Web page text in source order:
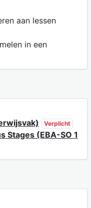
aan lessen
in een
Verplicht
Stages (EBA-SO 1